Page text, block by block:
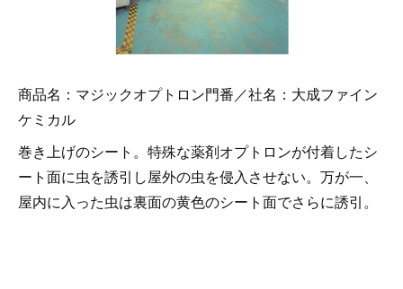
商品名：マジックオプトロン門番／社名：大成ファイン
ケミカル
巻き上げのシート。特殊な薬剤オプトロンが付着したシ
ート面に虫を誘引し屋外の虫を侵入させない。万が一、
屋内に入った虫は裏面の黄色のシート面でさらに誘引。